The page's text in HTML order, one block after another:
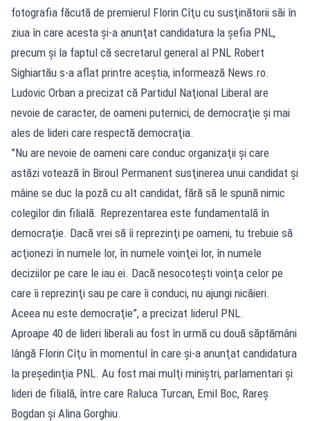
fotografia făcută de premierul Florin Cîţu cu susţinătorii săi în
ziua în care acesta şi-a anunţat candidatura la şefia PNL,
precum şi la faptul că secretarul general al PNL Robert
Sighiartău s-a aflat printre aceştia, informează News.ro.
Ludovic Orban a precizat că Partidul Naţional Liberal are
nevoie de caracter, de oameni puternici, de democraţie şi mai
ales de lideri care respectă democraţia.
”Nu are nevoie de oameni care conduc organizaţii şi care
astăzi votează în Biroul Permanent susţinerea unui candidat şi
mâine se duc la poză cu alt candidat, fără să le spună nimic
colegilor din filială. Reprezentarea este fundamentală în
democraţie. Dacă vrei să îi reprezinţi pe oameni, tu trebuie să
acţionezi în numele lor, în numele voinţei lor, în numele
deciziilor pe care le iau ei. Dacă nesocoteşti voinţa celor pe
care îi reprezinţi sau pe care îi conduci, nu ajungi nicăieri.
Aceea nu este democraţie”, a precizat liderul PNL.
Aproape 40 de lideri liberali au fost în urmă cu două săptămâni
lângă Florin Cîţu în momentul în care şi-a anunţat candidatura
la preşedinţia PNL. Au fost mai mulţi miniştri, parlamentari şi
lideri de filială, între care Raluca Turcan, Emil Boc, Rareş
Bogdan şi Alina Gorghiu.